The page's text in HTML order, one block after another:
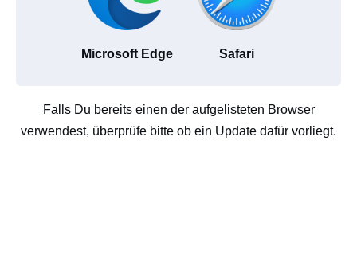
Microsoft Edge Safari
Falls Du bereits einen der aufgelisteten Browser
verwendest, überprüfe bitte ob ein Update dafür vorliegt.